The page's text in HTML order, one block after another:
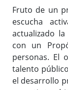
Tablón de
Relación de
Escuela de
Carrera
Evaluación del
Fruto de un
escucha
actualizado
con un
personas. El
talento
el desarrollo